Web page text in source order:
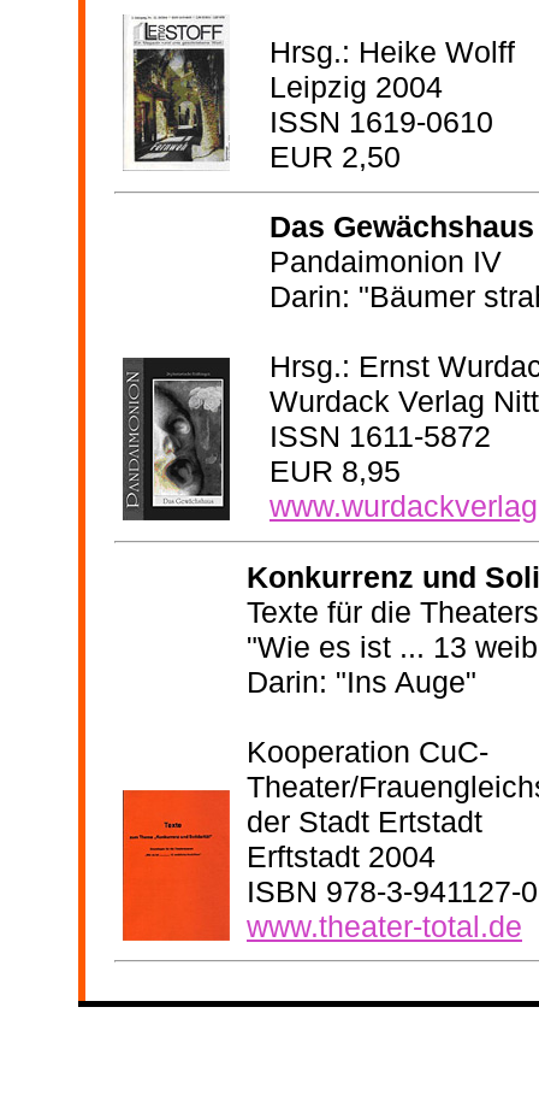
Hrsg.: Heike Wolff
Leipzig 2004
ISSN 1619-0610
EUR 2,50
Das Gewächshaus
Pandaimonion IV
Darin: "Bäumer
Hrsg.: Ernst
Wurdack Verlag
ISSN 1611-5872
EUR 8,95
Konkurrenz und
Texte für die
"Wie es ist ... 13
Darin: "Ins Auge"
Kooperation CuC-
Theater/
der Stadt Ertstadt
Erftstadt 2004
ISBN 978-3-941127-
www.theater-total.de